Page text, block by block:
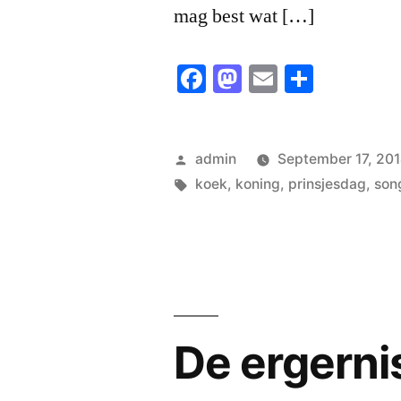
mag best wat […]
Facebook
Mastodon
Email
Posted
by
admin September 17,
Tags:
koek, koning, prinsjesdag,
De